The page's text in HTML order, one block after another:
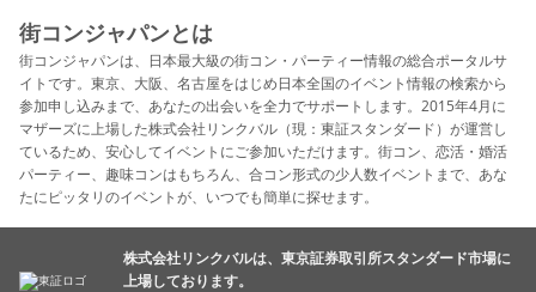
街コンジャパンとは
街コンジャパンは、日本最大級の街コン・パーティー情報の総合ポータルサ
イトです。東京、大阪、名古屋をはじめ日本全国のイベント情報の検索から
参加申し込みまで、あなたの出会いを全力でサポートします。2015年4月に
マザーズに上場した株式会社リンクバル（現：東証スタンダード）が運営し
ているため、安心してイベントにご参加いただけます。街コン、恋活・婚活
パーティー、趣味コンはもちろん、合コン形式の少人数イベントまで、あな
たにピッタリのイベントが、いつでも簡単に探せます。
株式会社リンクバルは、東京証券取引所スタンダード市場に
上場しております。